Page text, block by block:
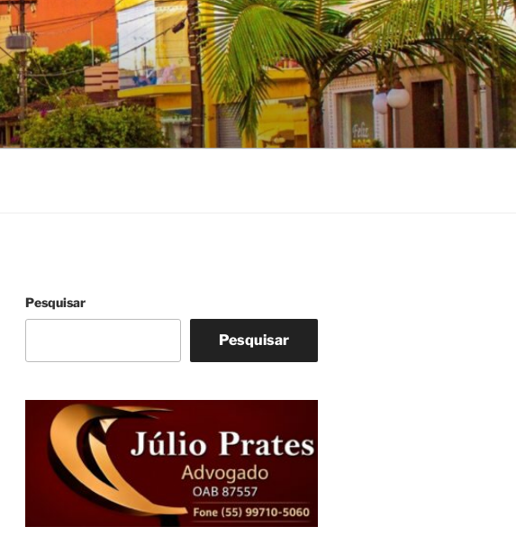
Pesquisar
Pesquisar